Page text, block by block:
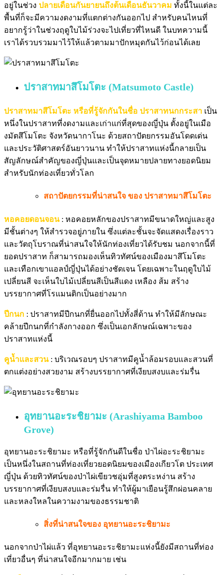
อยู่ในช่วง ปลายเดือนกันยายนถึงต้นเดือนธันวาคม ทั้งนี้ในแต่ละ
พื้นที่ก็จะมีความงดงามที่แตกต่างกันออกไป สำหรับคนไหนที่
อยากรู้ว่าในช่วงฤดูใบไม้ร่วงจะไปเที่ยวที่ไหนดี ในบทความนี้
เราได้รวบรวมมาไว้ให้แล้วตามมาปักหมุดกันไว้ก่อนได้เลย
ปราสาทมาสึโมโตะ (Matsumoto Castle)
ปราสาทมาสึโมโตะ หรือที่รู้จักกันในชื่อ ปราสาทนกกระสา เป็น
หนึ่งในปราสาทที่งดงามและเก่าแก่ที่สุดของญี่ปุ่น ตั้งอยู่ในเมือ
งมัตสึโมโตะ จังหวัดนากาโนะ ด้วยสถาปัตยกรรมอันโดดเด่น
และประวัติศาสตร์อันยาวนาน ทำให้ปราสาทแห่งนี้กลายเป็น
สัญลักษณ์สำคัญของญี่ปุ่นและเป็นจุดหมายปลายทางยอดนิยม
สำหรับนักท่องเที่ยวทั่วโลก
สถาปัตยกรรมที่น่าสนใจ ของ ปราสาทมาสึโมโตะ
หอคอยดอนจอน: หอคอยหลักของปราสาทมีขนาดใหญ่และสูง
มีชั้นต่างๆ ให้สำรวจอยู่ภายใน ซึ่งแต่ละชั้นจะจัดแสดงเรื่องราว
และวัตถุโบราณที่น่าสนใจให้นักท่องเที่ยวได้รับชม นอกจากนี้ที่
ยอดปราสาท ก็สามารถมองเห็นทิวทัศน์ของเมืองมาสึโมโตะ
และเทือกเขาแอลป์ญี่ปุ่นได้อย่างชัดเจน โดยเฉพาะในฤดูใบไม้
เปลี่ยนสี จะเห็นใบไม้เปลี่ยนสีเป็นสีแดง เหลือง ส้ม สร้าง
บรรยากาศที่โรแมนติกเป็นอย่างมาก
ปีกนก : ปราสาทมีปีกนกที่ยื่นออกไปทั้งสี่ด้าน ทำให้มีลักษณะ
คล้ายปีกนกที่กำลังกางออก ซึ่งเป็นเอกลักษณ์เฉพาะของ
ปราสาทแห่งนี้
คูน้ำและสวน: บริเวณรอบๆ ปราสาทมีคูน้ำล้อมรอบและสวนที่
ตกแต่งอย่างสวยงาม สร้างบรรยากาศที่เงียบสงบและร่มรื่น
อุทยานอะระชิยามะ (Arashiyama Bamboo
Grove)
อุทยานอะระชิยามะ หรือที่รู้จักกันดีในชื่อ ป่าไผ่อะระชิยามะ
เป็นหนึ่งในสถานที่ท่องเที่ยวยอดนิยมของเมืองเกียวโต ประเทศ
ญี่ปุ่น ด้วยทิวทัศน์ของป่าไผ่เขียวชอุ่มที่สูงตระหง่าน สร้าง
บรรยากาศที่เงียบสงบและร่มรื่น ทำให้ผู้มาเยือนรู้สึกผ่อนคลาย
และหลงใหลในความงามของธรรมชาติ
สิ่งที่น่าสนใจของ อุทยานอะระชิยามะ
นอกจากป่าไผ่แล้ว ที่อุทยานอะระชิยามะแห่งนี้ยังมีสถานที่ท่อง
เที่ยวอื่นๆ ที่น่าสนใจอีกมากมาย เช่น